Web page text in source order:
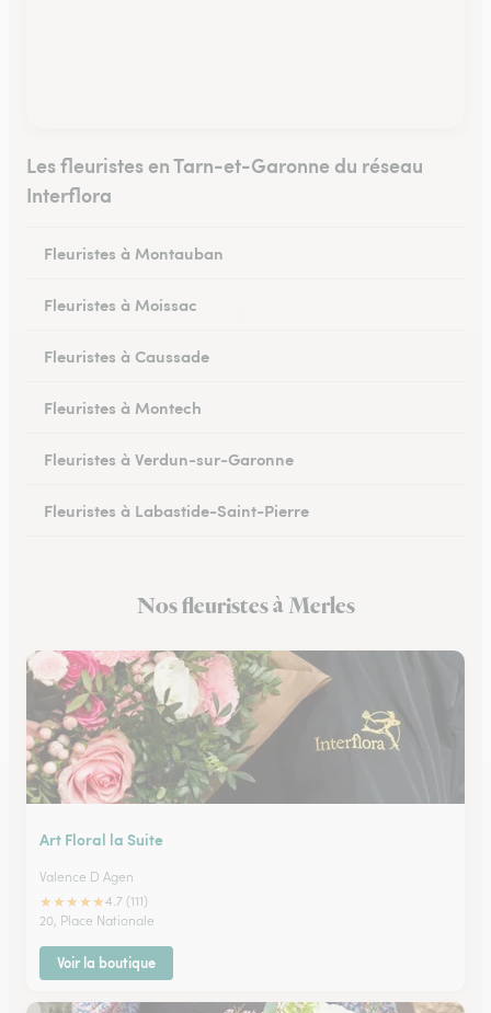
Les fleuristes en Tarn-et-Garonne du réseau
Interflora
Fleuristes à Montauban
Fleuristes à Moissac
Fleuristes à Caussade
Fleuristes à Montech
Fleuristes à Verdun-sur-Garonne
Fleuristes à Labastide-Saint-Pierre
Nos fleuristes à Merles
Art Floral la Suite
Valence D Agen
★★★★★4.7 (111)
20, Place Nationale
Voir la boutique